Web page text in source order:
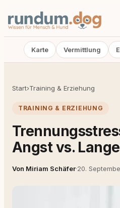
Karte Vermittlung
Start›Training & Erziehung
TRAINING & ERZIEHUNG
Angst vs.
Von Miriam Schäfer·20.